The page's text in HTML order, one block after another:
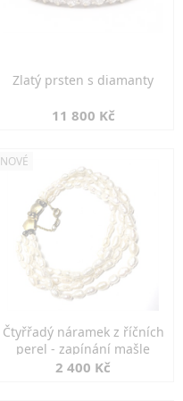
Zlatý prsten s diamanty
11 800 Kč
NOVÉ
Čtyřřadý náramek z říčních
perel - zapínání mašle
2 400 Kč